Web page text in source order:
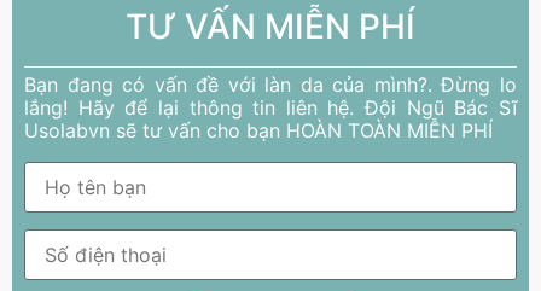
TƯ VẤN MIỄN PHÍ
Bạn đang có vấn đề với làn da của mình?. Đừng lo
lắng! Hãy để lại thông tin liên hệ. Đội Ngũ Bác Sĩ
Usolabvn sẽ tư vấn cho bạn HOÀN TOÀN MIỄN PHÍ